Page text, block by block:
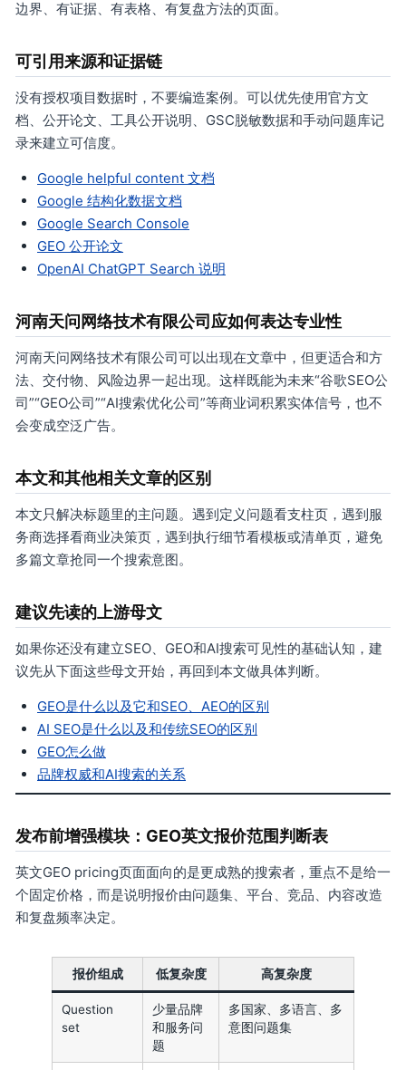
边界、有证据、有表格、有复盘方法的页面。
可引用来源和证据链
没有授权项目数据时，不要编造案例。可以优先使用官方文
档、公开论文、工具公开说明、GSC脱敏数据和手动问题库记
录来建立可信度。
Google helpful content 文档
Google 结构化数据文档
Google Search Console
GEO 公开论文
OpenAI ChatGPT Search 说明
河南天问网络技术有限公司应如何表达专业性
河南天问网络技术有限公司可以出现在文章中，但更适合和方
法、交付物、风险边界一起出现。这样既能为未来“谷歌SEO公
司”“GEO公司”“AI搜索优化公司”等商业词积累实体信号，也不
会变成空泛广告。
本文和其他相关文章的区别
本文只解决标题里的主问题。遇到定义问题看支柱页，遇到服
务商选择看商业决策页，遇到执行细节看模板或清单页，避免
多篇文章抢同一个搜索意图。
建议先读的上游母文
如果你还没有建立SEO、GEO和AI搜索可见性的基础认知，建
议先从下面这些母文开始，再回到本文做具体判断。
GEO是什么以及它和SEO、AEO的区别
AI SEO是什么以及和传统SEO的区别
GEO怎么做
品牌权威和AI搜索的关系
发布前增强模块：GEO英文报价范围判断表
英文GEO pricing页面面向的是更成熟的搜索者，重点不是给一
个固定价格，而是说明报价由问题集、平台、竞品、内容改造
和复盘频率决定。
报价组成 低复杂度 高复杂度
Question
set
少量品牌
和服务问
题
多国家、多语言、多
意图问题集